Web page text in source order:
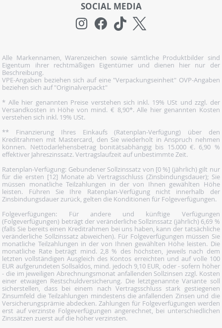
SOCIAL MEDIA
Alle Markennamen, Warenzeichen sowie sämtliche Produktbilder sind
Eigentum ihrer rechtmäßigen Eigentümer und dienen hier nur der
Beschreibung.
VPE-Angaben beziehen sich auf eine "Verpackungseinheit" OVP-Angaben
beziehen sich auf "Originalverpackt"
* Alle hier genannten Preise verstehen sich inkl. 19% USt und zzgl. der
Versandkosten in Höhe von mind. € 8,90*. Alle hier genannten Kosten
verstehen sich inkl. 19% USt.
** Finanzierung Ihres Einkaufs (Ratenplan-Verfügung) über den
Kreditrahmen mit Mastercard, den Sie wiederholt in Anspruch nehmen
können. Nettodarlehensbetrag bonitätsabhängig bis 15.000 €. 6,90 %
effektiver Jahreszinssatz. Vertragslaufzeit auf unbestimmte Zeit.
Ratenplan-Verfügung: Gebundener Sollzinssatz von [0 %] (jährlich) gilt nur
für die ersten [12] Monate ab Vertragsschluss (Zinsbindungsdauer); Sie
müssen monatliche Teilzahlungen in der von Ihnen gewählten Höhe
leisten. Führen Sie Ihre Ratenplan-Verfügung nicht innerhalb der
Zinsbindungsdauer zurück, gelten die Konditionen für Folgeverfügungen.
Folgeverfügungen: Für andere und künftige Verfügungen
(Folgeverfügungen) beträgt der veränderliche Sollzinssatz (jährlich) 6,69 %
(falls Sie bereits einen Kreditrahmen bei uns haben, kann der tatsächliche
veränderliche Sollzinssatz abweichen). Für Folgeverfügungen müssen Sie
monatliche Teilzahlungen in der von Ihnen gewählten Höhe leisten. Die
monatliche Rate beträgt mind. 2,8 % des höchsten, jeweils nach dem
letzten vollständigen Ausgleich des Kontos erreichten und auf volle 100
EUR aufgerundeten Sollsaldos, mind. jedoch 9,10 EUR, oder - sofern höher
- die im jeweiligen Abrechnungsmonat anfallenden Sollzinsen zzgl. Kosten
einer etwaigen Restschuldversicherung. Die letztgenannte Variante soll
sicherstellen, dass bei einem nach Vertragsschluss stark gestiegenen
Zinsumfeld die Teilzahlungen mindestens die anfallenden Zinsen und die
Versicherungsprämie abdecken. Zahlungen für Folgeverfügungen werden
erst auf verzinste Folgeverfügungen angerechnet, bei unterschiedlichen
Zinssätzen zuerst auf die höher verzinsten.